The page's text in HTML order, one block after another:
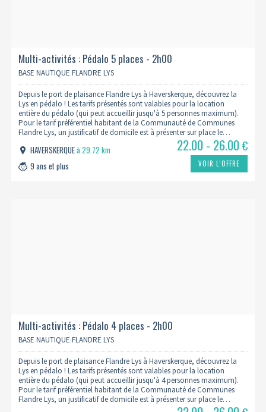
Multi-activités : Pédalo 5 places - 2h00
BASE NAUTIQUE FLANDRE LYS
Depuis le port de plaisance Flandre Lys à Haverskerque, découvrez la
Lys en pédalo ! Les tarifs présentés sont valables pour la location
entière du pédalo (qui peut accueillir jusqu'à 5 personnes maximum).
Pour le tarif préférentiel habitant de la Communauté de Communes
Flandre Lys, un justificatif de domicile est à présenter sur place le…
HAVERSKERQUEà 29.72 km
9 ans et plus
22.00 - 26.00€
VOIR L’OFFRE
Multi-activités : Pédalo 4 places - 2h00
BASE NAUTIQUE FLANDRE LYS
Depuis le port de plaisance Flandre Lys à Haverskerque, découvrez la
Lys en pédalo ! Les tarifs présentés sont valables pour la location
entière du pédalo (qui peut accueillir jusqu'à 4 personnes maximum).
Pour le tarif préférentiel habitant de la Communauté de Communes
Flandre Lys, un justificatif de domicile est à présenter sur place le…